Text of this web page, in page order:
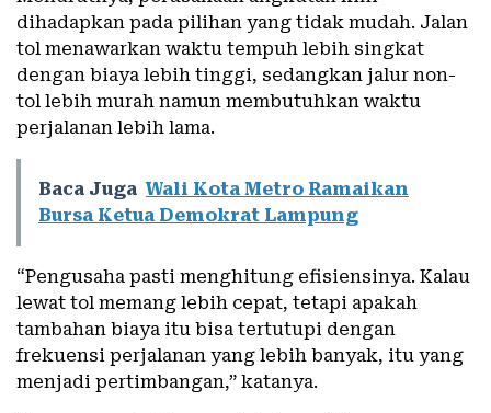
dihadapkan pada pilihan yang tidak mudah. Jalan
tol menawarkan waktu tempuh lebih singkat
dengan biaya lebih tinggi, sedangkan jalur non-
tol lebih murah namun membutuhkan waktu
perjalanan lebih lama.
Baca Juga Wali Kota Metro Ramaikan
Bursa Ketua Demokrat Lampung
“Pengusaha pasti menghitung efisiensinya. Kalau
lewat tol memang lebih cepat, tetapi apakah
tambahan biaya itu bisa tertutupi dengan
frekuensi perjalanan yang lebih banyak, itu yang
menjadi pertimbangan,” katanya.